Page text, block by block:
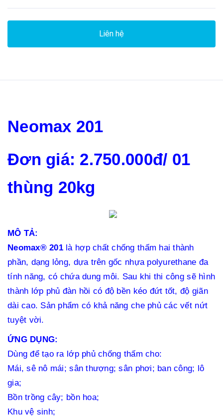
Liên hệ
Neomax 201
Đơn giá: 2.750.000đ/ 01
thùng 20kg
MÔ TẢ:
Neomax® 201là hợp chất chống thấm hai thành
phần, dạng lỏng, dựa trên gốc nhựa polyurethane đa
tính năng, có chứa dung môi. Sau khi thi công sẽ hình
thành lớp phủ đàn hồi có độ bền kéo đứt tốt, độ giãn
dài cao. Sản phẩm có khả năng che phủ các vết nứt
tuyệt vời.
ỨNG DỤNG:
Dùng để tạo ra lớp phủ chống thấm cho:
Mái, sê nô mái; sân thượng; sân phơi; ban công; lô
gia;
Bồn trồng cây; bồn hoa;
Khu vệ sinh;